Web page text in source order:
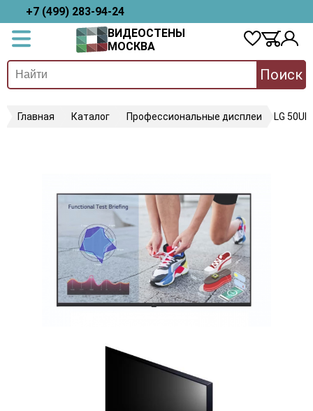
+7 (499) 283-94-24
ВИДЕОСТЕНЫ
МОСКВА
Поиск
Главная Каталог Профессиональные дисплеи LG